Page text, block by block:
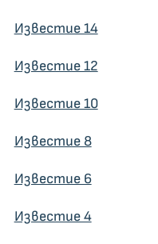
Известие 14
Известие 12
Известие 10
Известие 8
Известие 6
Известие 4